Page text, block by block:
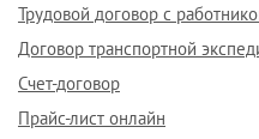
Трудовой договор с
Договор транспортной
Счет-договор
Прайс-лист онлайн